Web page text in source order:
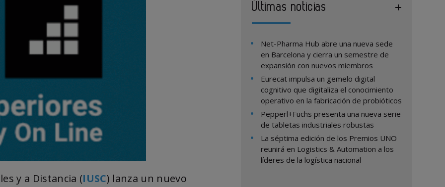
y a Distancia (IUSC) lanza un nuevo
Últimas noticias
Net-Pharma Hub abre una nueva sede
en Barcelona y cierra un semestre de
expansión con nuevos miembros
Eurecat impulsa un gemelo digital
cognitivo que digitaliza el conocimiento
operativo en la fabricación de probióticos
Pepperl+Fuchs presenta una nueva serie
de tabletas industriales robustas
La séptima edición de los Premios UNO
reunirá en Logistics & Automation a los
líderes de la logística nacional